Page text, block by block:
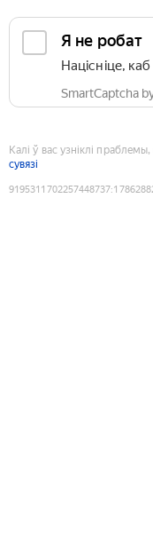
Я не робат
Націсніце,
SmartCaptcha
Калі ў вас узніклі
сувязі
9195311702257448737: